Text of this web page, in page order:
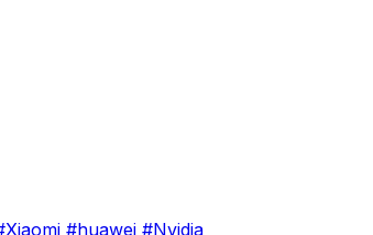
#huawei #Nvidia